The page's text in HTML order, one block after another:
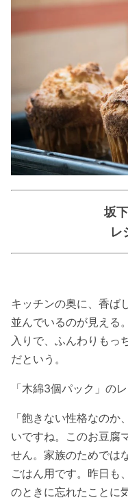
坂
レ
キッチンの奥に、香ば
並んでいるのが見える
入りで、ふんわりもっ
だという。
「木綿3個パック」の
「飽きない性格なの
いですね。このお豆腐
せん。家族のためでは
ごはん用です。昨日も
のときに忘れたことに